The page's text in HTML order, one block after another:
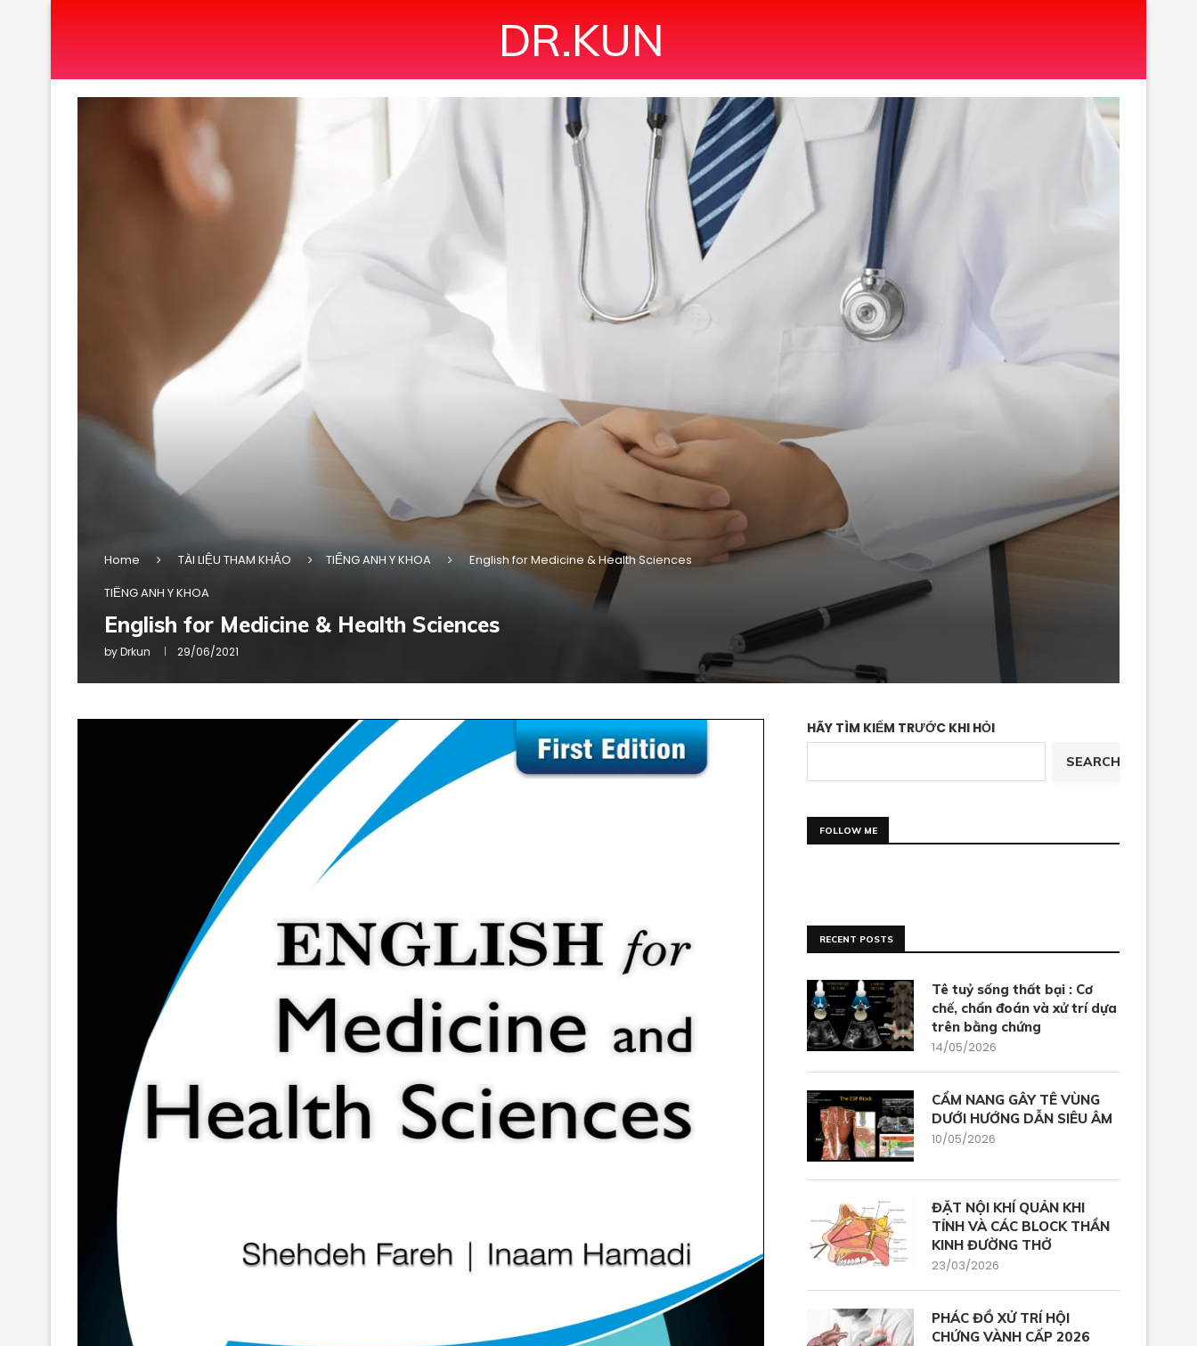
DR.KUN
Home TÀI LIỆU THAM KHẢO TIẾNG ANH Y KHOA
English for Medicine & Health Sciences
TIẾNG ANH Y KHOA
English for Medicine & Health Sciences
byDrkun 29/06/2021
HÃY TÌM KIẾM TRƯỚC KHI HỎI
SEARCH
FOLLOW ME
RECENT POSTS
Tê tuỷ sống thất bại : Cơ
chế, chẩn đoán và xử trí dựa
trên bằng chứng
14/05/2026
CẨM NANG GÂY TÊ VÙNG
DƯỚI HƯỚNG DẪN SIÊU ÂM
10/05/2026
ĐẶT NỘI KHÍ QUẢN KHI
TỈNH VÀ CÁC BLOCK THẦN
KINH ĐƯỜNG THỞ
23/03/2026
PHÁC ĐỒ XỬ TRÍ HỘI
CHỨNG VÀNH CẤP 2026